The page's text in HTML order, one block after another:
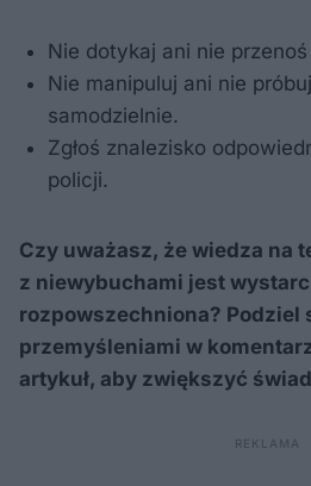
Nie dotykaj ani nie
Nie manipuluj ani nie
samodzielnie.
Zgłoś znalezisko
policji.
Czy uważasz, że wiedza na
z niewybuchami jest
rozpowszechniona? Podziel
przemyśleniami w
artykuł, aby zwiększyć